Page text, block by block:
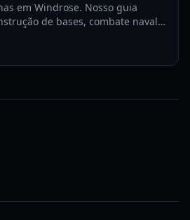
em Windrose. Nosso guia
de bases, combate naval e